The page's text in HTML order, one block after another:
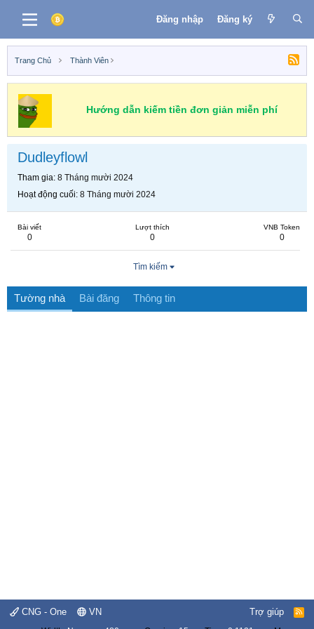
Đăng nhập Đăng ký
Trang Chủ Thành Viên
Hướng dẫn kiếm tiền đơn giản miễn phí
Dudleyflowl
Tham gia 8 Tháng mười 2024
Hoạt động cuối 8 Tháng mười 2024
Bài viết
0
Lượt thích
0
VNB Token
0
Tìm kiếm
Tường nhà Bài đăng Thông tin
CNG - One VN Trợ giúp
R